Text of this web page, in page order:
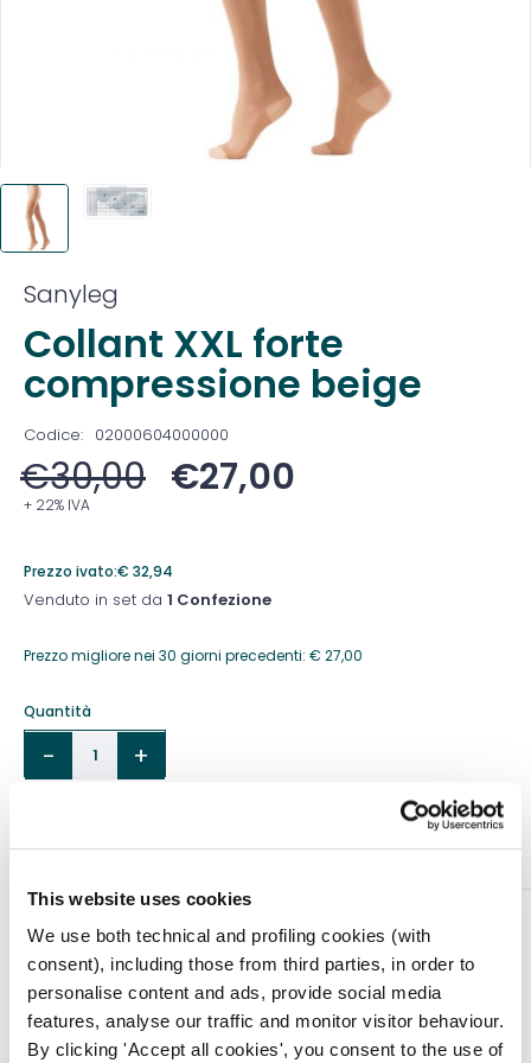
This website uses cookies
We use both technical and profiling cookies (with
consent), including those from third parties, in order to
personalise content and ads, provide social media
features, analyse our traffic and monitor visitor behaviour.
By clicking 'Accept all cookies', you consent to the use of
Sanyleg
Collant XXL forte
compressione beige
Codice: 02000604000000
€30,00 €27,00
+ 22% IVA
Prezzo ivato:€ 32,94
Venduto in set da 1 Confezione
Prezzo migliore nei 30 giorni precedenti: € 27,00
Quantità
DESCRIZIONE
Gambaletti, calze e collant progettati per le donne
dinamiche di oggi che necessitano di una
compressione elastica senza rinunciare allo stile.